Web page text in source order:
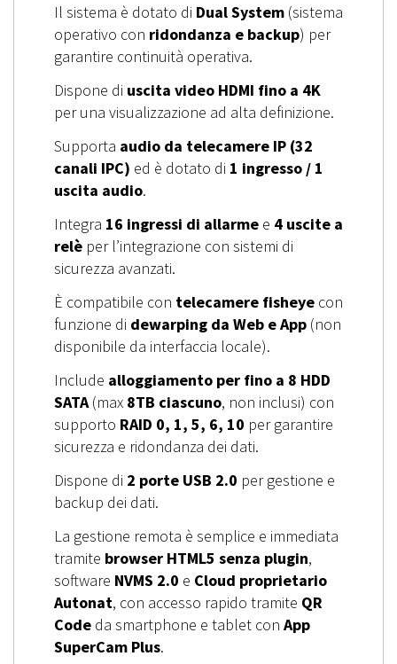
Il sistema è dotato di Dual System (sistema
operativo con ridondanza e backup) per
garantire continuità operativa.
Dispone di uscita video HDMI fino a 4K
per una visualizzazione ad alta definizione.
Supporta audio da telecamere IP (32
canali IPC) ed è dotato di 1 ingresso / 1
uscita audio.
Integra 16 ingressi di allarme e 4 uscite a
relè per l’integrazione con sistemi di
sicurezza avanzati.
È compatibile con telecamere fisheye con
funzione di dewarping da Web e App (non
disponibile da interfaccia locale).
Include alloggiamento per fino a 8 HDD
SATA(max 8TB ciascuno, non inclusi) con
supporto RAID 0, 1, 5, 6, 10 per garantire
sicurezza e ridondanza dei dati.
Dispone di 2 porte USB 2.0 per gestione e
backup dei dati.
La gestione remota è semplice e immediata
tramite browser HTML5 senza plugin,
software NVMS 2.0 e Cloud proprietario
Autonat, con accesso rapido tramite QR
Code da smartphone e tablet con App
SuperCam Plus.